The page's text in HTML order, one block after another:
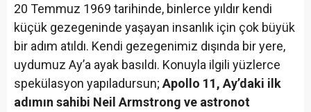
20 Temmuz 1969 tarihinde, binlerce yıldır kendi
küçük gezegeninde yaşayan insanlık için çok büyük
bir adım atıldı. Kendi gezegenimiz dışında bir yere,
uydumuz Ay’a ayak basıldı. Konuyla ilgili yüzlerce
spekülasyon yapıladursun; Apollo 11, Ay’daki ilk
adımın sahibi Neil Armstrong ve astronot